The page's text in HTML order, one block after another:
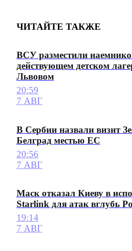
ЧИТАЙТЕ ТАКЖЕ
ВСУ разместили
действующем детском
Львовом
20:59
7 АВГ
В Сербии назвали визит
Белград местью ЕС
20:56
7 АВГ
Маск отказал Киеву в
Starlink для атак вглубь
19:14
7 АВГ